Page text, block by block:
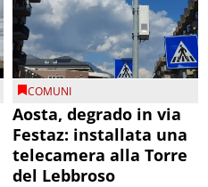
COMUNI
Aosta, degrado in via
Festaz: installata una
telecamera alla Torre
del Lebbroso